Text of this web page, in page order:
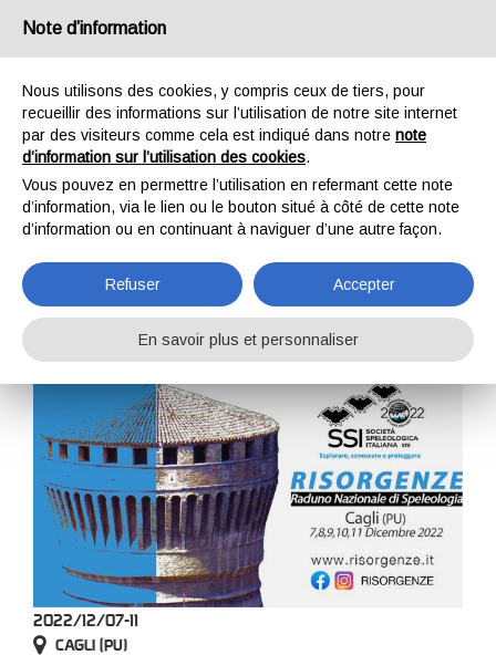
ÉVÉNEMENTS
2022/12/07-11
CAGLI (PU)
Note d’information
Nous utilisons des cookies, y compris ceux de tiers, pour
recueillir des informations sur l’utilisation de notre site internet
par des visiteurs comme cela est indiqué dans notre note
d’information sur l’utilisation des cookies.
Vous pouvez en permettre l’utilisation en refermant cette note
d’information, via le lien ou le bouton situé à côté de cette note
d’information ou en continuant à naviguer d’une autre façon.
Refuser Accepter
En savoir plus et personnaliser